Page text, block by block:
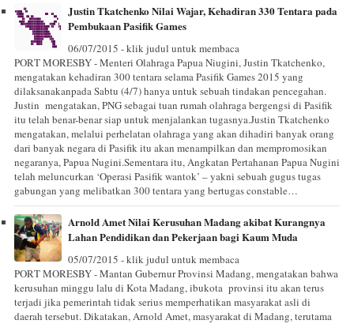
Justin Tkatchenko Nilai Wajar, Kehadiran 330 Tentara pada
Pembukaan Pasifik Games
06/07/2015 - klik judul untuk membaca
PORT MORESBY - Menteri Olahraga Papua Niugini, Justin Tkatchenko,
mengatakan kehadiran 300 tentara selama Pasifik Games 2015 yang
dilaksanakanpada Sabtu (4/7) hanya untuk sebuah tindakan pencegahan.
Justin mengatakan, PNG sebagai tuan rumah olahraga bergengsi di Pasifik
itu telah benar-benar siap untuk menjalankan tugasnya.Justin Tkatchenko
mengatakan, melalui perhelatan olahraga yang akan dihadiri banyak orang
dari banyak negara di Pasifik itu akan menampilkan dan mempromosikan
negaranya, Papua Nugini.Sementara itu, Angkatan Pertahanan Papua Nugini
telah meluncurkan ‘Operasi Pasifik wantok’ – yakni sebuah gugus tugas
gabungan yang melibatkan 300 tentara yang bertugas constable…
Arnold Amet Nilai Kerusuhan Madang akibat Kurangnya
Lahan Pendidikan dan Pekerjaan bagi Kaum Muda
05/07/2015 - klik judul untuk membaca
PORT MORESBY - Mantan Gubernur Provinsi Madang, mengatakan bahwa
kerusuhan minggu lalu di Kota Madang, ibukota provinsi itu akan terus
terjadi jika pemerintah tidak serius memperhatikan masyarakat asli di
daerah tersebut. Dikatakan, Arnold Amet, masyarakat di Madang, terutama